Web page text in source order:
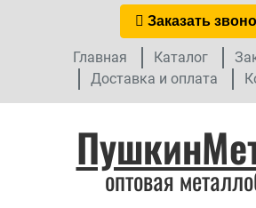
Заказать
Главная Каталог
Доставка и оплата
оптовая